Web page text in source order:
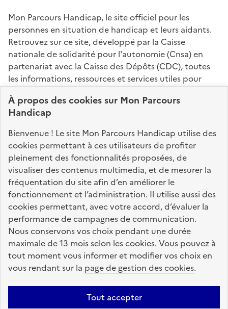
À propos descookiessur Mon Parcours
Handicap
Bienvenue ! Le site Mon Parcours Handicap utilise des
cookies permettant à ces utilisateurs de profiter
pleinement des fonctionnalités proposées, de
visualiser des contenus multimedia, et de mesurer la
fréquentation du site afin d’en améliorer le
fonctionnement et l’administration. Il utilise aussi des
cookies permettant, avec votre accord, d’évaluer la
performance de campagnes de communication.
Nous conservons vos choix pendant une durée
maximale de 13 mois selon les cookies. Vous pouvez à
tout moment vous informer et modifier vos choix en
vous rendant sur la page de gestion des cookies.
Tout accepter
Mon Parcours Handicap, le site officiel pour les
personnes en situation de handicap et leurs aidants.
Retrouvez sur ce site, développé par la Caisse
nationale de solidarité pour l'autonomie (Cnsa) en
partenariat avec la Caisse des Dépôts (CDC), toutes
les informations, ressources et services utiles pour
connaître vos droits, effectuer vos démarches,
identifier vos interlocuteurs.
Nos sites partenaires
info.gouv.fr service-public.fr legifrance.gouv.fr
data.gouv.fr
Nos partenaires
La Caisse des Dépôts
accompagne les parcours
de vie
Plan du site Accessibilité : totalement conforme Mentions légales